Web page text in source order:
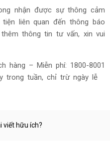
nhận được sự thông cảm
liên quan đến thông báo
thông tin tư vấn, xin vui
hàng – Miễn phí: 1800-8001
trong tuần, chỉ trừ ngày lễ
viết hữu ích?